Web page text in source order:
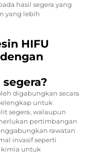
hasil segera yang
yang lebih
HIFU
digabungkan secara
untuk
segera, walaupun
pertimbangan
rawatan
invasif seperti
kimia untuk